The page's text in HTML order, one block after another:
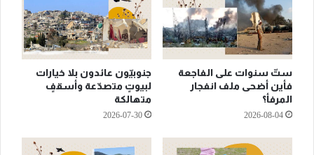
ستّ سنوات على الفاجعة
فأين أضحى ملف انفجار
المرفأ؟
2026-08-04
جنوبيّون عائدون بلا خيارات
لبيوتٍ متصدّعة وأسقفٍ
متهالكة
2026-07-30